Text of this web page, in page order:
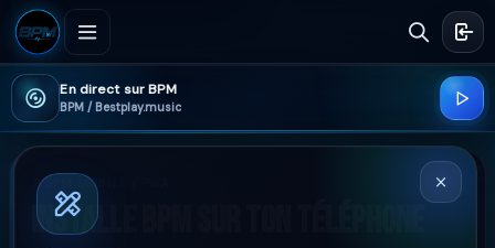
En direct sur BPM
BPM / Bestplay.music
BPM MOBILE / PWA
Installe BPM sur ton téléphone